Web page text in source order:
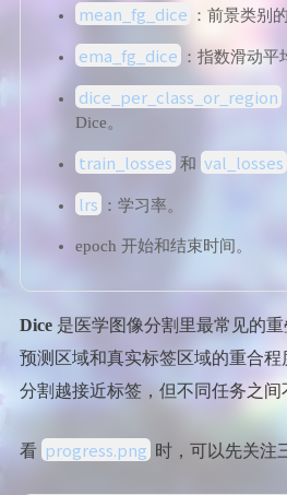
mean_fg_dice ：前景类别
ema_fg_dice ：指数滑动平
dice_per_class_or_region
Dice。
train_losses 和 val_losses
lrs ：学习率。
epoch 开始和结束时间。
Dice是医学图像分割里最常见的
预测区域和真实标签区域的重合程
分割越接近标签，但不同任务之间
看 progress.png 时，可以先关注